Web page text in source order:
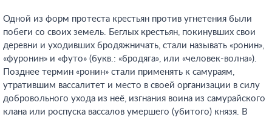
Одной из форм протеста крестьян против угнетения были
побеги со своих земель. Беглых крестьян, покинувших свои
деревни и уходивших бродяжничать, стали называть «ронин»,
«фуронин» и «футо» (букв.: «бродяга», или «человек-волна»).
Позднее термин «ронин» стали применять к самураям,
утратившим вассалитет и место в своей организации в силу
добровольного ухода из неё, изгнания воина из самурайского
клана или роспуска вассалов умершего (убитого) князя. В